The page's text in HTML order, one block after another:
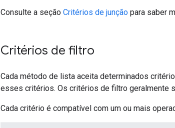
Consulte a seção Critérios de junção para saber
Critérios de filtro
Cada método de lista aceita determinados
esses critérios. Os critérios de filtro geralmente
Cada critério é compatível com um ou mais